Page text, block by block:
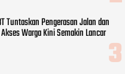
Tuntaskan Pengerasan Jalan dan
Warga Kini Semakin Lancar